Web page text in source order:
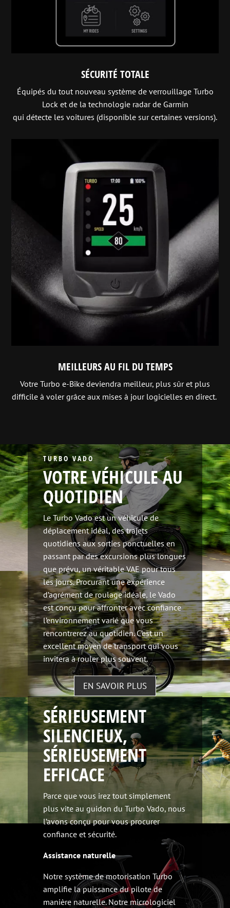
SÉCURITÉ TOTALE
Équipés du tout nouveau système de verrouillage Turbo
Lock et de la technologie radar de Garmin
qui détecte les voitures (disponible sur certaines versions).
MEILLEURS AU FIL DU TEMPS
Votre Turbo e-Bike deviendra meilleur, plus sûr et plus
difficile à voler grâce aux mises à jour logicielles en direct.
TURBO VADO
VOTRE VÉHICULE AU
QUOTIDIEN
Le Turbo Vado est un véhicule de
déplacement idéal, des trajets
quotidiens aux sorties ponctuelles en
passant par des excursions plus longues
que prévu, un véritable VAE pour tous
les jours. Procurant une expérience
d’agrément de roulage idéale, le Vado
est conçu pour affronter avec confiance
l’environnement varié que vous
rencontrerez au quotidien. C’est un
excellent moyen de transport qui vous
invitera à rouler plus souvent.
EN SAVOIR PLUS
SÉRIEUSEMENT
SILENCIEUX,
SÉRIEUSEMENT
EFFICACE
Parce que vous irez tout simplement
plus vite au guidon du Turbo Vado, nous
l’avons conçu pour vous procurer
confiance et sécurité.
Assistance naturelle
Notre système de motorisation Turbo
amplifie la puissance du pilote de
manière naturelle. Notre micrologiciel